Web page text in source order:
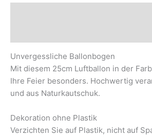
Unvergessliche Ballonbogen
Mit diesem 25cm Luftballon in der
Ihre Feier besonders. Hochwertig
und aus Naturkautschuk.
Dekoration ohne Plastik
Verzichten Sie auf Plastik, nicht auf